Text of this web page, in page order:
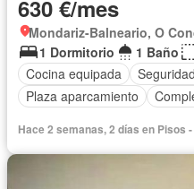
630 €/mes
Mondariz-Balneario, O
1 Dormitorio
1 Baño
Cocina equipada
Seguridad
Plaza aparcamiento
Hace 2 semanas, 2 días en Pisos